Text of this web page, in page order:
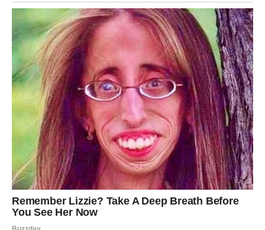
ISCELJENJE I PRILIKA DA SE
BIRA SEBE
Ribe ulaze u jednu od najvažnijih faza svog života. Dugo
ste verovali, opraštali, čekali i nadali se, često na
sopstvenu štetu. Sada se perspektiva menja – ne gubite
empatiju, ali učite da postavite granice.
Nove šanse dolaze tiho, ali duboko. Kroz intuiciju, snove,
osećaje i susrete koji imaju snažan emotivni naboj. Ribe
mogu dobiti priliku da se izraze kreativno, da rade ono
što vole ili da konačno dobiju priznanje za svoj trud.